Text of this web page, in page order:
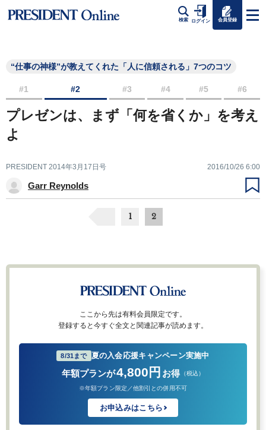
検索 ログイン 会員登録
“仕事の神様”が教えてくれた「人に信頼される」7つのコツ
#1 #2 #3 #4 #5 #6
プレゼンは、まず「何を省くか」を考え
よ
PRESIDENT 2014年3月17日号 2016/10/26 6:00
Garr Reynolds
1 2
ここから先は有料会員限定です。
登録すると今すぐ全文と関連記事が読めます。
8/31まで 夏の入会応援キャンペーン実施中
年額プランが4,800円 お得 （税込）
※年額プラン限定／他割引との併用不可
お申込みはこちら